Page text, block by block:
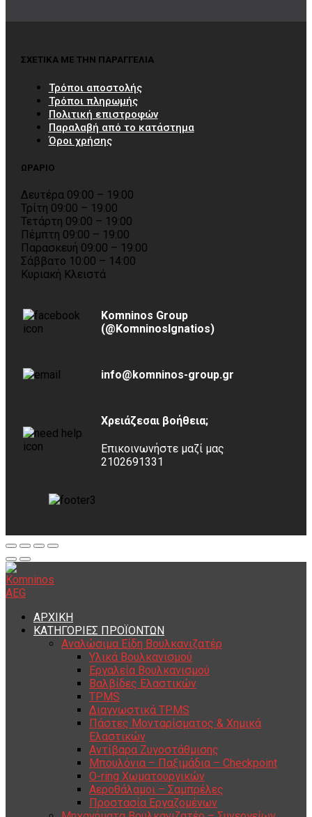
ΣΧΕΤΙΚΑ ΜΕ ΤΗΝ ΠΑΡΑΓΓΕΛΙΑ
Τρόποι αποστολής
Τρόποι πληρωμής
Πολιτική επιστροφών
Παραλαβή από το κατάστημα
Όροι χρήσης
ΩΡΑΡΙΟ
Δευτέρα 09:00 – 19:00
Τρίτη 09:00 – 19:00
Τετάρτη 09:00 – 19:00
Πέμπτη 09:00 – 19:00
Παρασκευή 09:00 – 19:00
Σάββατο 10:00 – 14:00
Κυριακή Κλειστά
Komninos Group
(@KomninosIgnatios)
info@komninos-group.gr
Χρειάζεσαι βοήθεια;
Επικοινωνήστε μαζί μας
2102691331
ΑΡΧΙΚΗ
ΚΑΤΗΓΟΡΙΕΣ ΠΡΟΪΟΝΤΩΝ
Αναλώσιμα Είδη Βουλκανιζατέρ
Υλικά Βουλκανισμού
Εργαλεία Βουλκανισμού
Βαλβίδες Ελαστικών
TPMS
Διαγνωστικά TPMS
Πάστες Μονταρίσματος & Χημικά
Ελαστικών
Αντίβαρα Ζυγοστάθμισης
Μπουλόνια – Παξιμάδια – Checkpoint
O-ring Χωματουργικών
Αεροθάλαμοι – Σαμπρέλες
Προστασία Εργαζομένων